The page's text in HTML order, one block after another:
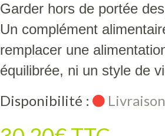
Garder hors de portée
Un complément
remplacer une
équilibrée, ni un style de
Disponibilité :